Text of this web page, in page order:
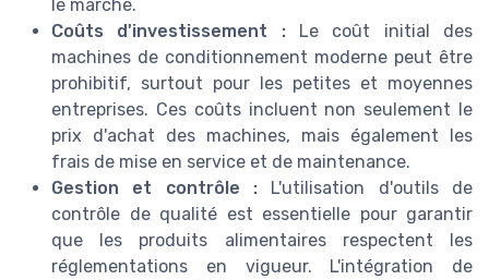
le marché.
Coûts d'investissement :Le coût initial des
machines de conditionnement moderne peut être
prohibitif, surtout pour les petites et moyennes
entreprises. Ces coûts incluent non seulement le
prix d'achat des machines, mais également les
frais de mise en service et de maintenance.
Gestion et contrôle : L'utilisation d'outils de
contrôle de qualité est essentielle pour garantir
que les produits alimentaires respectent les
réglementations en vigueur. L'intégration de